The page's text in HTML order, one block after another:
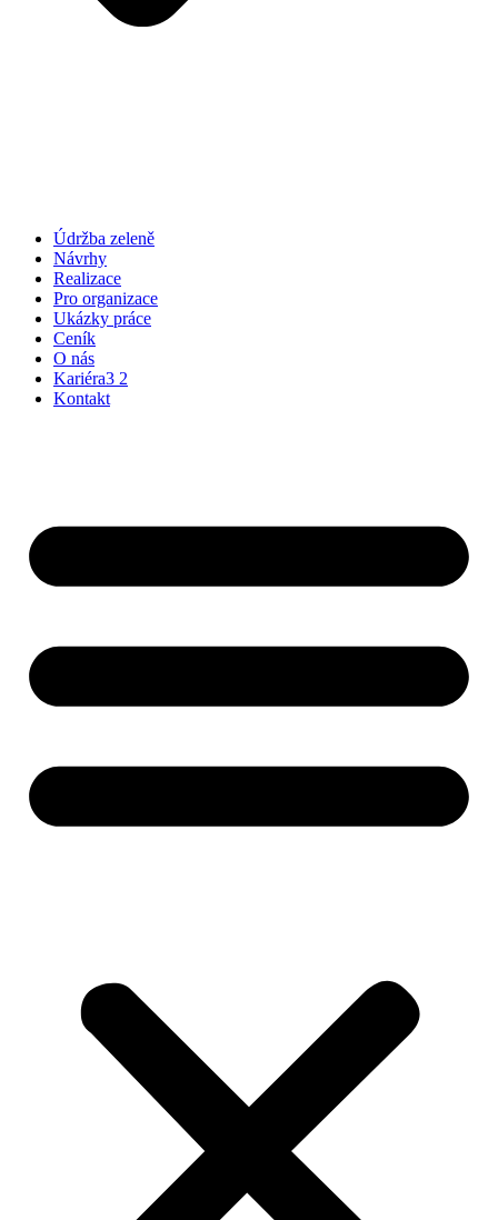
Údržba zeleně
Návrhy
Realizace
Pro organizace
Ukázky práce
Ceník
O nás
Kariéra3 2
Kontakt